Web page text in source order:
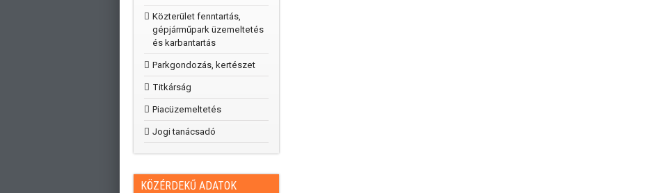
Közterület fenntartás,
gépjárműpark üzemeltetés
és karbantartás
Parkgondozás, kertészet
Titkárság
Piacüzemeltetés
Jogi tanácsadó
KÖZÉRDEKŰ ADATOK